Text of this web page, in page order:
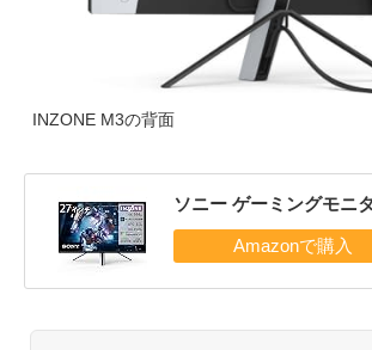
INZONE M3の背面
ソニー ゲーミングモニ